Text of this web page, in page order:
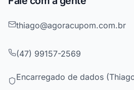
thiago@agoracupom.com.br
(47) 99157-2569
Encarregado de dados